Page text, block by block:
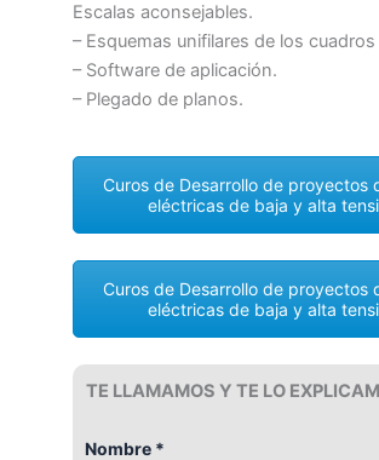
Escalas aconsejables.
– Esquemas unifilares de los
– Software de aplicación.
– Plegado de planos.
Curos de Desarrollo de proyectos
eléctricas de baja y alta
Curos de Desarrollo de proyectos
eléctricas de baja y alta
TE LLAMAMOS Y TE LO
Nombre *